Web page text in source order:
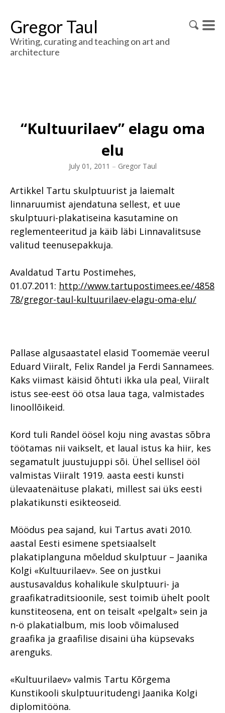
Gregor Taul
Writing, curating and teaching on art and
architecture
“Kultuurilaev” elagu oma
elu
July 01, 2011 – Gregor Taul
Artikkel Tartu skulptuurist ja laiemalt
linnaruumist ajendatuna sellest, et uue
skulptuuri-plakatiseina kasutamine on
reglementeeritud ja käib läbi Linnavalitsuse
valitud teenusepakkuja.
Avaldatud Tartu Postimehes,
01.07.2011: http://www.tartupostimees.ee/4858
78/gregor-taul-kultuurilaev-elagu-oma-elu/
Pallase algusaastatel elasid Toomemäe veerul
Eduard Viiralt, Felix Randel ja Ferdi Sannamees.
Kaks viimast käisid õhtuti ikka ula peal, Viiralt
istus see-eest öö otsa laua taga, valmistades
linoollõikeid.
Kord tuli Randel öösel koju ning avastas sõbra
töötamas nii vaikselt, et laual istus ka hiir, kes
segamatult juustujuppi sõi. Ühel sellisel ööl
valmistas Viiralt 1919. aasta eesti kunsti
ülevaatenäituse plakati, millest sai üks eesti
plakatikunsti esikteoseid.
Möödus pea sajand, kui Tartus avati 2010.
aastal Eesti esimene spetsiaalselt
plakatiplanguna mõeldud skulptuur – Jaanika
Kolgi «Kultuurilaev». See on justkui
austusavaldus kohalikule skulptuuri- ja
graafikatraditsioonile, sest toimib ühelt poolt
kunstiteosena, ent on teisalt «pelgalt» sein ja
n-ö plakatialbum, mis loob võimalused
graafika ja graafilise disaini üha küpsevaks
arenguks.
«Kultuurilaev» valmis Tartu Kõrgema
Kunstikooli skulptuuritudengi Jaanika Kolgi
diplomitööna.